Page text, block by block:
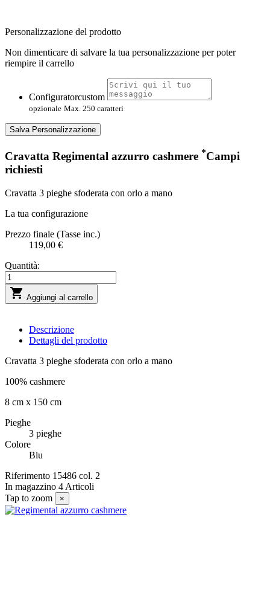
Personalizzazione del prodotto
Non dimenticare di salvare la tua personalizzazione per poter
riempire il carrello
Configuratorcustom
opzionale Max. 250 caratteri
Salva Personalizzazione
Cravatta Regimental azzurro cashmere *Campi
richiesti
Cravatta 3 pieghe sfoderata con orlo a mano
La tua configurazione
Prezzo finale (Tasse inc.)
119,00 €
Quantità:
 Aggiungi al carrello
Descrizione
Dettagli del prodotto
Cravatta 3 pieghe sfoderata con orlo a mano
100% cashmere
8 cm x 150 cm
Pieghe
3 pieghe
Colore
Blu
Riferimento 15486 col. 2
In magazzino 4 Articoli
Tap to zoom
×